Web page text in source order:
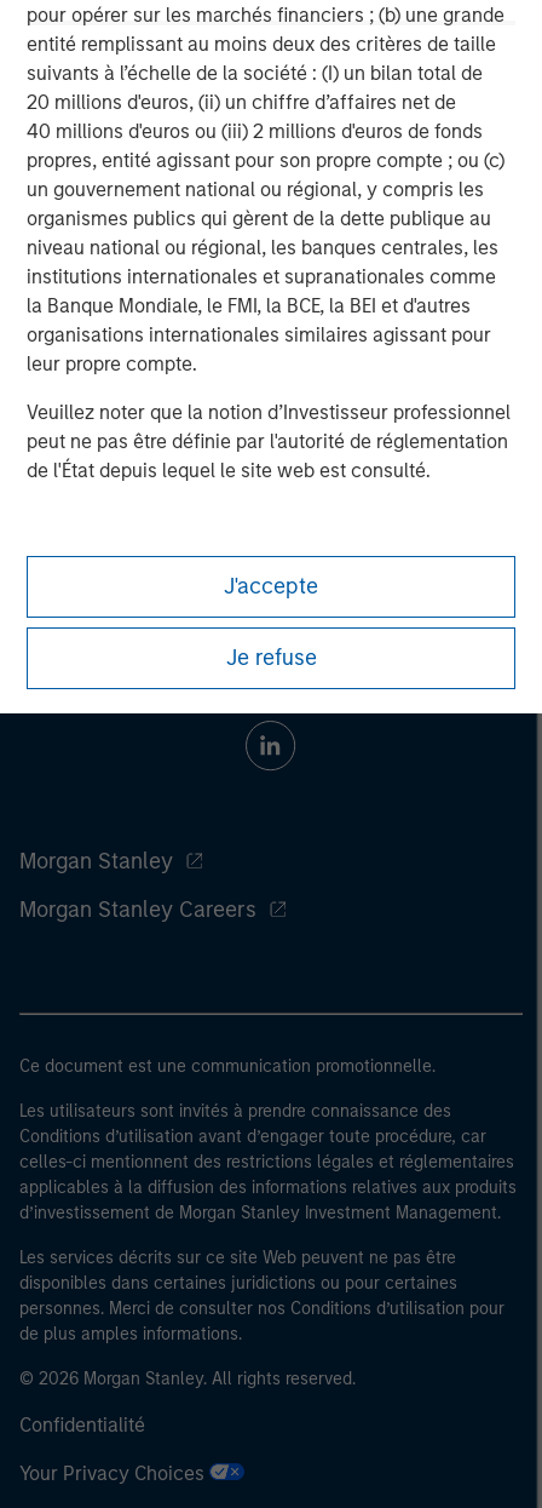
pour opérer sur les marchés financiers ; (b) une grande
entité remplissant au moins deux des critères de taille
suivants à l’échelle de la société : (I) un bilan total de
20 millions d'euros, (ii) un chiffre d’affaires net de
40 millions d'euros ou (iii) 2 millions d'euros de fonds
propres, entité agissant pour son propre compte ; ou (c)
un gouvernement national ou régional, y compris les
organismes publics qui gèrent de la dette publique au
niveau national ou régional, les banques centrales, les
institutions internationales et supranationales comme
la Banque Mondiale, le FMI, la BCE, la BEI et d'autres
organisations internationales similaires agissant pour
leur propre compte.
Veuillez noter que la notion d’Investisseur professionnel
peut ne pas être définie par l'autorité de réglementation
de l'État depuis lequel le site web est consulté.
J'accepte
Je refuse
MSIM Spokesperson
David N. Miller
Managing Director
Pete D. Chung
Morgan Stanley
Morgan Stanley Careers
Ce document est une communication promotionnelle.
Les utilisateurs sont invités à prendre connaissance des
Conditions d’utilisation avant d’engager toute procédure, car
celles-ci mentionnent des restrictions légales et réglementaires
applicables à la diffusion des informations relatives aux produits
d’investissement de Morgan Stanley Investment Management.
Les services décrits sur ce site Web peuvent ne pas être
disponibles dans certaines juridictions ou pour certaines
personnes. Merci de consulter nos Conditions d’utilisation pour
de plus amples informations.
© 2026 Morgan Stanley. All rights reserved.
Confidentialité
Your Privacy Choices